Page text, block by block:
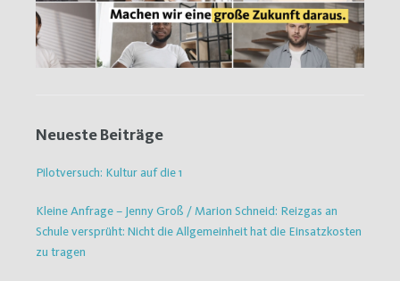
Neueste Beiträge
Pilotversuch: Kultur auf die 1
Kleine Anfrage – Jenny Groß / Marion Schneid: Reizgas an
Schule versprüht: Nicht die Allgemeinheit hat die Einsatzkosten
zu tragen